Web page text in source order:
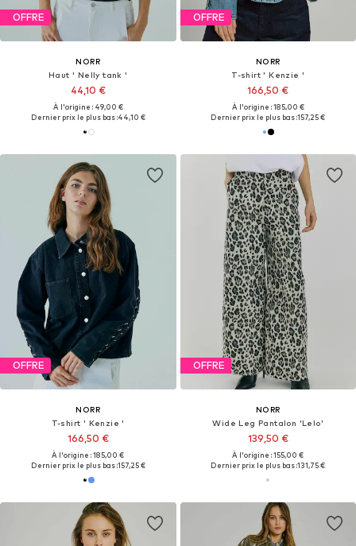
OFFRE
NORR
Haut ' Nelly tank '
44,10 €
À l'origine : 49,00 €
Dernier prix le plus bas :44,10 €
OFFRE
NORR
T-shirt ' Kenzie '
166,50 €
À l'origine : 185,00 €
Dernier prix le plus bas :157,25 €
OFFRE
NORR
T-shirt ' Kenzie '
166,50 €
À l'origine : 185,00 €
Dernier prix le plus bas :157,25 €
OFFRE
NORR
Wide Leg Pantalon 'Lelo'
139,50 €
À l'origine : 155,00 €
Dernier prix le plus bas :131,75 €